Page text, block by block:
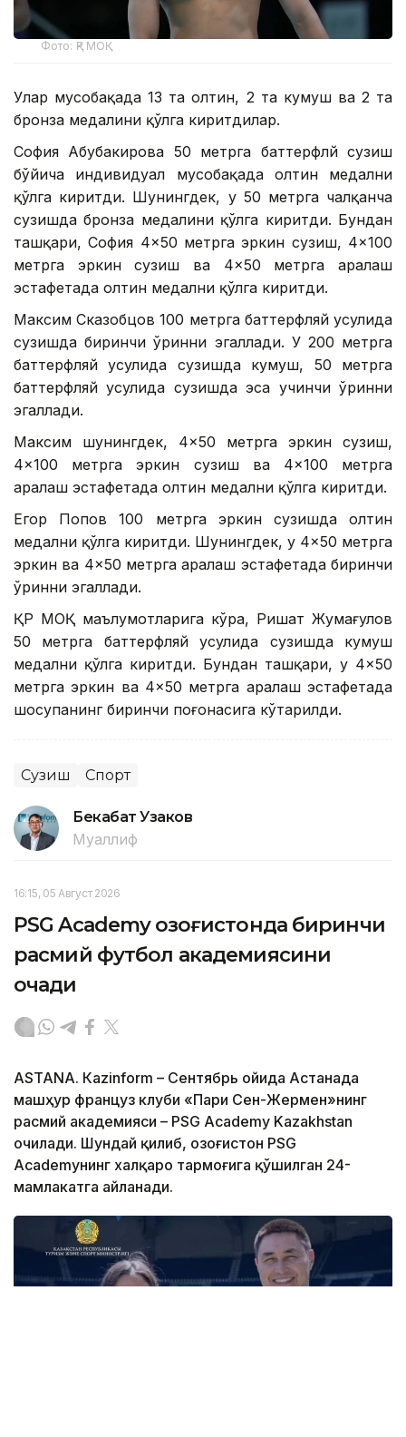
Фото: ҚР МОҚ
Улар мусобақада 13 та олтин, 2 та кумуш ва 2 та
бронза медалини қўлга киритдилар.
София Абубакирова 50 метрга баттерфлй сузиш
бўйича индивидуал мусобақада олтин медални
қўлга киритди. Шунингдек, у 50 метрга чалқанча
сузишда бронза медалини қўлга киритди. Бундан
ташқари, София 4×50 метрга эркин сузиш, 4×100
метрга эркин сузиш ва 4×50 метрга аралаш
эстафетада олтин медални қўлга киритди.
Максим Сказобцов 100 метрга баттерфляй усулида
сузишда биринчи ўринни эгаллади. У 200 метрга
баттерфляй усулида сузишда кумуш, 50 метрга
баттерфляй усулида сузишда эса учинчи ўринни
эгаллади.
Максим шунингдек, 4×50 метрга эркин сузиш,
4×100 метрга эркин сузиш ва 4×100 метрга
аралаш эстафетада олтин медални қўлга киритди.
Егор Попов 100 метрга эркин сузишда олтин
медални қўлга киритди. Шунингдек, у 4×50 метрга
эркин ва 4×50 метрга аралаш эстафетада биринчи
ўринни эгаллади.
ҚР МОҚ маълумотларига кўра, Ришат Жумағулов
50 метрга баттерфляй усулида сузишда кумуш
медални қўлга киритди. Бундан ташқари, у 4×50
метрга эркин ва 4×50 метрга аралаш эстафетада
шоҳсупанинг биринчи поғонасига кўтарилди.
Сузиш Спорт
Бекабат Узаков
Муаллиф
16:15, 05 Август 2026
PSG Academy Қозоғистонда биринчи
расмий футбол академиясини
очади
ASTANА. Кazinform – Сентябрь ойида Астанада
машҳур француз клуби «Пари Сен-Жермен»нинг
расмий академияси – PSG Academy Kazakhstan
очилади. Шундай қилиб, Қозоғистон PSG
Academyнинг халқаро тармоғига қўшилган 24-
мамлакатга айланади.